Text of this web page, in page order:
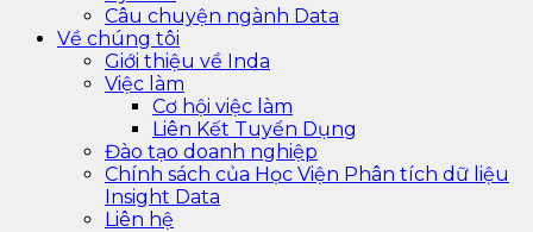
Câu chuyện ngành Data
Về chúng tôi
Giới thiệu về Inda
Việc làm
Cơ hội việc làm
Liên Kết Tuyển Dụng
Đào tạo doanh nghiệp
Chính sách của Học Viện Phân tích dữ liệu
Insight Data
Liên hệ